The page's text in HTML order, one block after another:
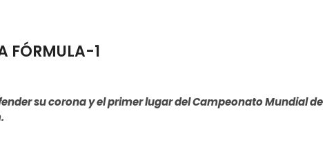
FÓRMULA-1
su corona y el primer lugar del Campeonato Mundial de